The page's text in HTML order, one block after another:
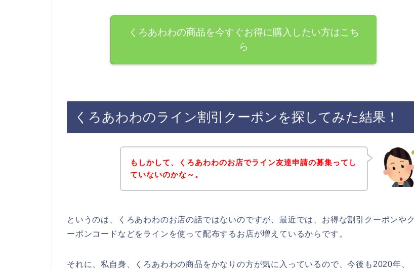
くろあわわの商品を今すぐお得に購入したい方はこち
ら
くろあわわのライン割引クーポンを探してみた結果！
もしかして、くろあわわのお店でライン友達申請の募集ってし
ていないのかな～。
というのは、くろあわわのお店の話ではないのですが、最近では、お得な割引クーポンやク
ーポンコードなどをラインを使って配布するお店が増えているからです。
それに、私自身、くろあわわの商品をかなりの方が気に入っているので、今後も2020年、